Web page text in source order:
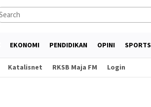
EKONOMI PENDIDIKAN OPINI SPORTS
Katalisnet RKSB Maja FM Login